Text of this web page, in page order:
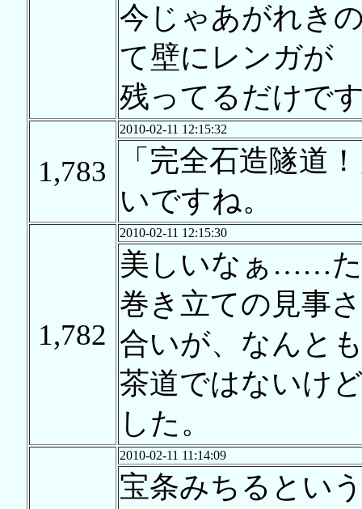
今じゃあがれき
て壁にレンガが
残ってるだけで
1,783
2010-02-11 12:15:32
「完全石造隧道
いですね。
1,782
2010-02-11 12:15:30
美しいなぁ……た
巻き立ての見事
合いが、なんと
茶道ではないけ
した。
2010-02-11 11:14:09
宝条みちるとい